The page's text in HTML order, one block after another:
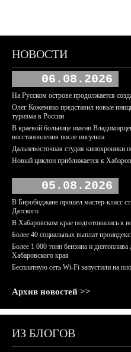
НОВОСТИ
06.08.2026
На Русском острове продолжается
Олег Кожемяко представил новые
туризма в России
В краевой больнице имени
восстановления после инсульта
Дальневосточная студия
Новый циклон приближается к
05.08.2026
В Биробиджане прошел мастер-класс
Датского
В Хабаровском крае подготовились
Более 40 социальных выплат
Более 1 000 тонн бензина и
Хабаровского края
Бесплатную сеть Wi-Fi запустили на
Архив новостей >>
ИЗ БЛОГОВ